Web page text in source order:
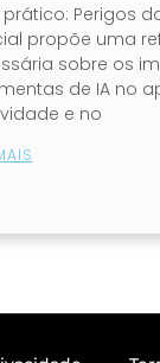
Perigos
propõe uma
sobre os
de IA no
e no